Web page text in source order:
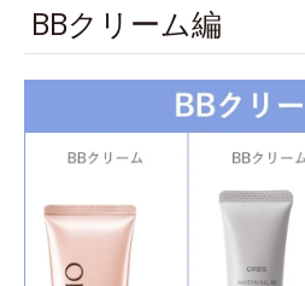
BBクリーム編